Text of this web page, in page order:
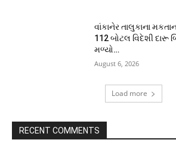
વાંકાનેર તાલુકાના
112 બોટલ વિદેશી દારૂ
મળ્યો…
August 6, 2026
Load more
RECENT COMMENTS